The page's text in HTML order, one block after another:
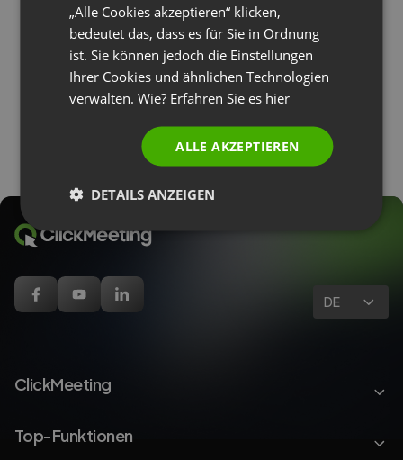
Netzwerkprobleme? Dank dem „Nur-Audio-
Modus“ in Verbindung bleiben!
Paweł ŁaniewskiJuni 6, 2023
DE
ClickMeeting
Top-Funktionen
ITALIAN
„Alle Cookies akzeptieren“ klicken,
bedeutet das, dass es für Sie in Ordnung
ist. Sie können jedoch die Einstellungen
Ihrer Cookies und ähnlichen Technologien
verwalten. Wie? Erfahren Sie es hier
ALLE AKZEPTIEREN
DETAILS ANZEIGEN